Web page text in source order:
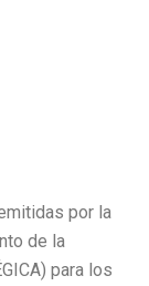
por la
de la
para los